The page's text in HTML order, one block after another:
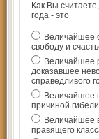
Как Вы
года - это
Величайшее
свободу и
Величайшее
доказавшее
справедливого
Величайшее
причиной
Величайшее
правящего